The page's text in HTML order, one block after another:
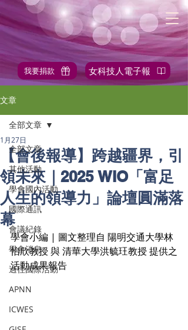
我要捐款 女科技人電子報
文章
全部文章
其他活動
學會國內活動
國際通訊
會議紀錄
學會消息
過往國際活動
APNN
ICWES
全部文章
【會後報導】跨越疆界，引
領未來｜2025 WIO「富足
人生的領導力」論壇圓滿落
幕
1月27日
學會小編 | 圖文整理自 陽明交通大學林
怡欣教授 與 清華大學洪毓玨教授 提供之
活動成果報告